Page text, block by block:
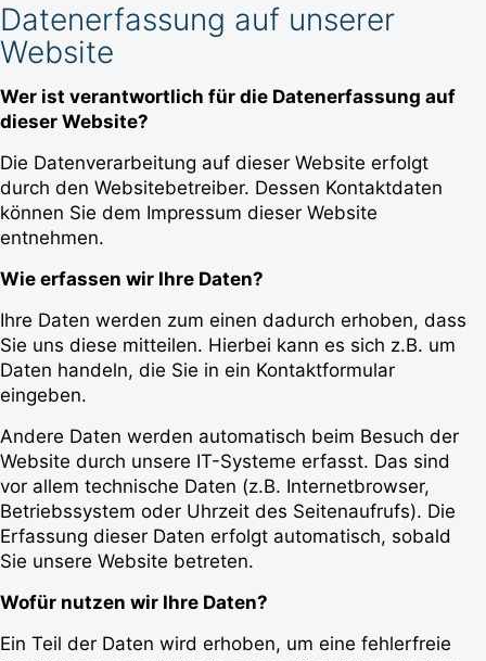
Datenerfassung auf unserer
Website
Wer ist verantwortlich für die Datenerfassung auf
dieser Website?
Die Datenverarbeitung auf dieser Website erfolgt
durch den Websitebetreiber. Dessen Kontaktdaten
können Sie dem Impressum dieser Website
entnehmen.
Wie erfassen wir Ihre Daten?
Ihre Daten werden zum einen dadurch erhoben, dass
Sie uns diese mitteilen. Hierbei kann es sich z.B. um
Daten handeln, die Sie in ein Kontaktformular
eingeben.
Andere Daten werden automatisch beim Besuch der
Website durch unsere IT-Systeme erfasst. Das sind
vor allem technische Daten (z.B. Internetbrowser,
Betriebssystem oder Uhrzeit des Seitenaufrufs). Die
Erfassung dieser Daten erfolgt automatisch, sobald
Sie unsere Website betreten.
Wofür nutzen wir Ihre Daten?
Ein Teil der Daten wird erhoben, um eine fehlerfreie